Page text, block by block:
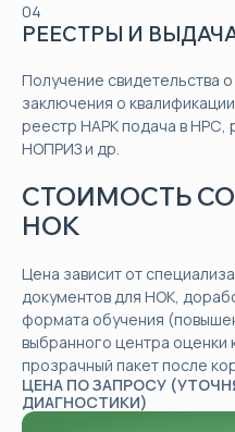
04
РЕЕСТРЫ И
Получение свидетельства
заключения о
реестр НАРК подача в
НОПРИЗ и др.
СТОИМОСТЬ
НОК
Цена зависит от
документов для НОК,
формата обучения
выбранного центра
прозрачный пакет после
ЦЕНА ПО ЗАПРОСУ
ДИАГНОСТИКИ)